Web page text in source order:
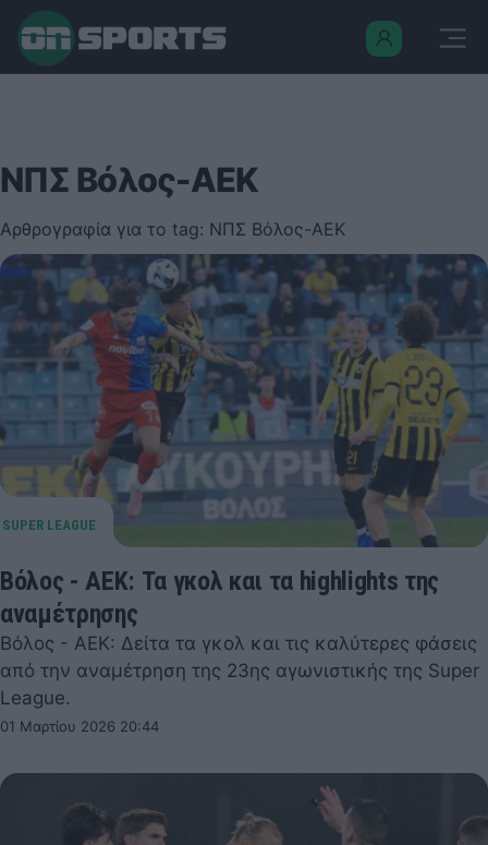
ΝΠΣ Βόλος-ΑΕΚ
Αρθρογραφία για το tag: ΝΠΣ Βόλος-ΑΕΚ
Βόλος - ΑΕΚ: Τα γκολ και τα highlights της
αναμέτρησης
Βόλος - ΑΕΚ: Δείτα τα γκολ και τις καλύτερες φάσεις
από την αναμέτρηση της 23ης αγωνιστικής της Super
League.
01 Μαρτίου 2026 20:44